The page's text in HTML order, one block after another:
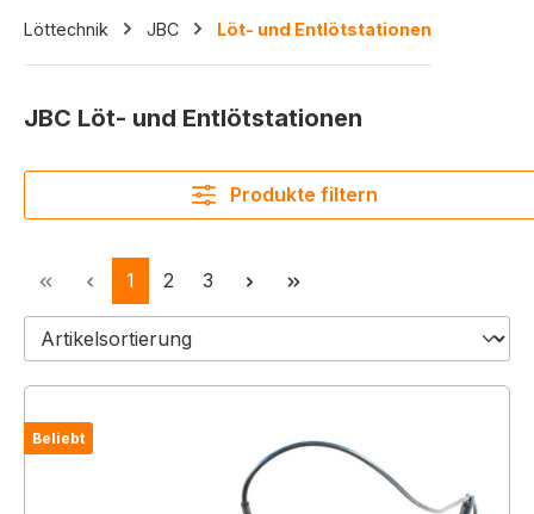
Löttechnik JBC Löt- und Entlötstationen
JBC Löt- und Entlötstationen
Produkte filtern
Seite
1 Seite
2 Seite
3
Beliebt